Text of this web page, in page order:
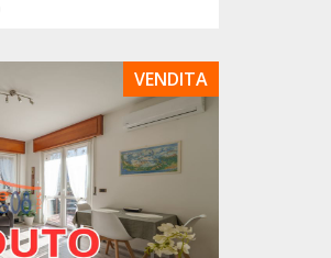
VENDITA